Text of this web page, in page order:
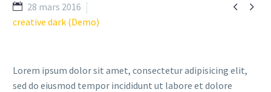
 
28 mars 2016
creative dark (Demo)
Lorem ipsum dolor sit amet, consectetur adipisicing elit,
sed do eiusmod tempor incididunt ut labore et dolore